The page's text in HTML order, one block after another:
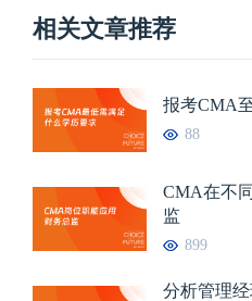
相关文章推荐
报考CMA
88
CMA在不
监
899
分析管理